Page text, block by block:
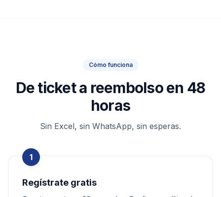
Cómo funciona
De ticket a reembolso en 48
horas
Sin Excel, sin WhatsApp, sin esperas.
1
Regístrate gratis